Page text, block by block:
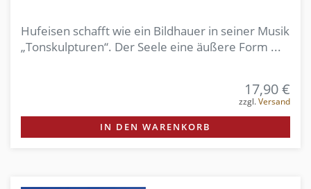
Hufeisen schafft wie ein Bildhauer in seiner Musik
„Tonskulpturen“. Der Seele eine äußere Form ...
17,90 €
zzgl.Versand
IN DEN WARENKORB